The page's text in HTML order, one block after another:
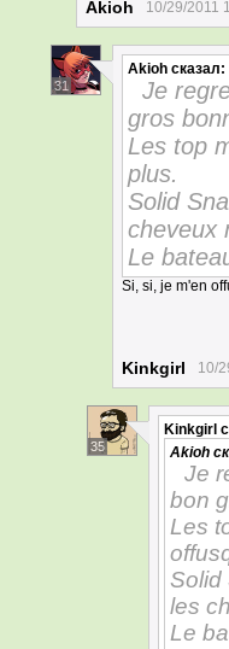
Akioh 10/29/2011
31
Akioh сказал:
Je
gros
Les top
plus.
Solid
cheveux
Le
Si, si, je m'en
Kinkgirl 10/
35
Kinkgirl
Akioh
Je
bon
Les
Solid
les
Le